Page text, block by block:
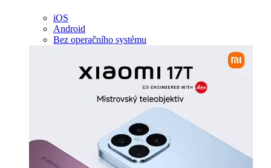
iOS
Android
Bez operačního systému